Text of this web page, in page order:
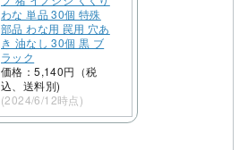
わな 単品 30個 特殊
部品 わな用 罠用 穴あ
き 油なし 30個 黒 ブ
ラック
価格：5,140円（税
込、送料別)
(2024/6/12時点)